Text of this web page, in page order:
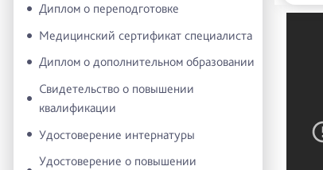
Диплом о переподготовке
Медицинский сертификат специалиста
Диплом о дополнительном образовании
Свидетельство о повышении
квалификации
Удостоверение интернатуры
Удостоверение о повышении